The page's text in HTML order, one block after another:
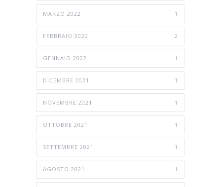
MARZO 2022 1
FEBBRAIO 2022 2
GENNAIO 2022 1
DICEMBRE 2021 1
NOVEMBRE 2021 1
OTTOBRE 2021 1
SETTEMBRE 2021 1
AGOSTO 2021 1